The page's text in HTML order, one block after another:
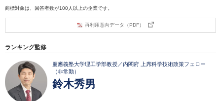
商標対象は、回答者数が100人以上の企業です。
再利用意向データ（PDF）
ランキング監修
慶應義塾大学理工学部教授／内閣府 上席科学技術政策フェロー
（非常勤）
鈴木秀男